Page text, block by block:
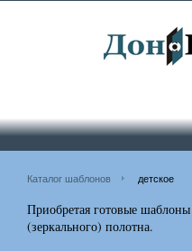
Каталог шаблонов детское
Приобретая готовые
(зеркального) полотна.